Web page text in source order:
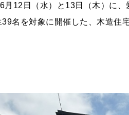
月12日（水）と13日（木）に
名を対象に開催した、木造住